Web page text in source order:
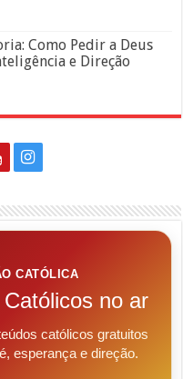
Como Pedir a Deus
e Direção
CATÓLICA
no ar
católicos gratuitos
esperança e direção.